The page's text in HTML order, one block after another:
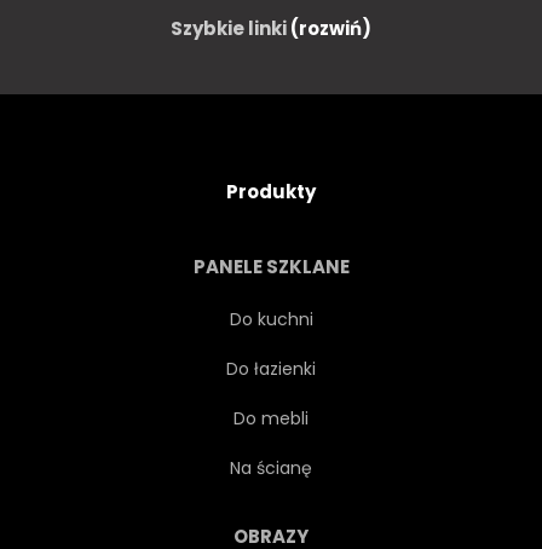
SPRĘŻYNA ZIELONY
LATO BIAŁY ŻÓŁTY
PROJEKTOWAĆ
SEZON WIOSENNY
Szybkie linki(rozwiń)
Produkty
PANELE SZKLANE
Do kuchni
Do łazienki
Do mebli
Na ścianę
OBRAZY